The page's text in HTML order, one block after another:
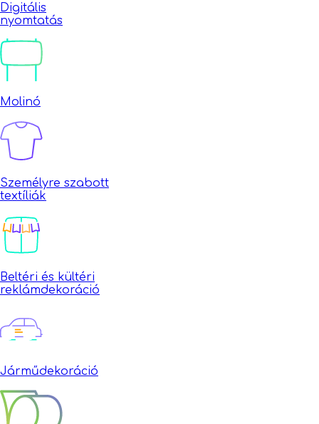
Digitális
nyomtatás
Molinó
Személyre szabott
textíliák
Beltéri és kültéri
reklámdekoráció
Járműdekoráció